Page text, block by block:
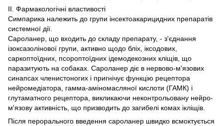
ІІ. Фармакологічні властивості
Симпарика належить до групи інсектоакарицидних препаратів
системної дії.
Сароланер, що входить до складу препарату, - з'єднання
ізоксазолінової групи, активно щодо бліх, іксодових,
саркоптоїдних, псороптоїдних ідемодекозних кліщів, що
паразитують на собаках. Сароланер діє в нервово-м'язових
синапсах членистоногих і пригнічує функцію рецептора
нейромедіатора, гамма-аміномасляної кислоти (ГАМК) і
глутаматного рецептора, викликаючи неконтрольовану нейро-
м'язову активність, що призводить до загибелі комах ікліщів.
Після перорального введення сароланер швидко всмоктується